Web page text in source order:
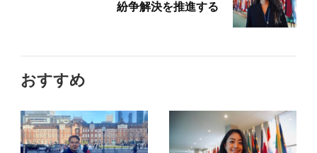
紛争解決を推進する
おすすめ